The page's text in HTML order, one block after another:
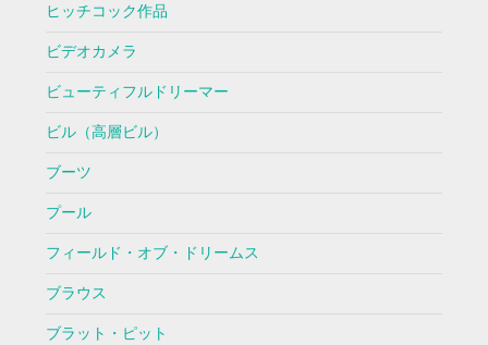
ヒッチコック作品
ビデオカメラ
ビューティフルドリーマー
ビル（高層ビル）
ブーツ
プール
フィールド・オブ・ドリームス
ブラウス
ブラット・ピット